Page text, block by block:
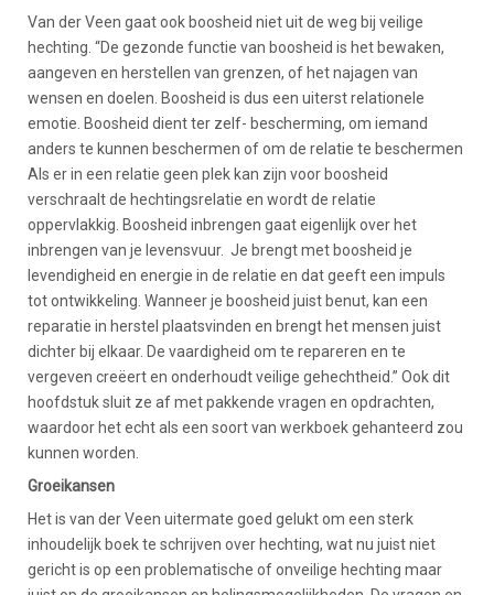
Van der Veen gaat ook boosheid niet uit de weg bij veilige
hechting. “De gezonde functie van boosheid is het bewaken,
aangeven en herstellen van grenzen, of het najagen van
wensen en doelen. Boosheid is dus een uiterst relationele
emotie. Boosheid dient ter zelf- bescherming, om iemand
anders te kunnen beschermen of om de relatie te beschermen
Als er in een relatie geen plek kan zijn voor boosheid
verschraalt de hechtingsrelatie en wordt de relatie
oppervlakkig. Boosheid inbrengen gaat eigenlijk over het
inbrengen van je levensvuur. Je brengt met boosheid je
levendigheid en energie in de relatie en dat geeft een impuls
tot ontwikkeling. Wanneer je boosheid juist benut, kan een
reparatie in herstel plaatsvinden en brengt het mensen juist
dichter bij elkaar. De vaardigheid om te repareren en te
vergeven creëert en onderhoudt veilige gehechtheid.” Ook dit
hoofdstuk sluit ze af met pakkende vragen en opdrachten,
waardoor het echt als een soort van werkboek gehanteerd zou
kunnen worden.
Groeikansen
Het is van der Veen uitermate goed gelukt om een sterk
inhoudelijk boek te schrijven over hechting, wat nu juist niet
gericht is op een problematische of onveilige hechting maar